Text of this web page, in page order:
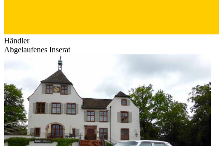
Händler
Abgelaufenes Inserat